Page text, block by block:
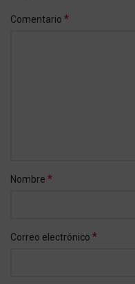
Comentario *
Nombre *
Correo electrónico *